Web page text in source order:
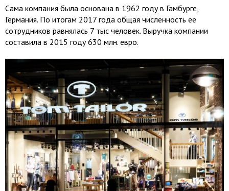
Сама компания была основана в 1962 году в Гамбурге,
Германия. По итогам 2017 года общая численность ее
сотрудников равнялась 7 тыс человек. Выручка компании
составила в 2015 году 630 млн. евро.